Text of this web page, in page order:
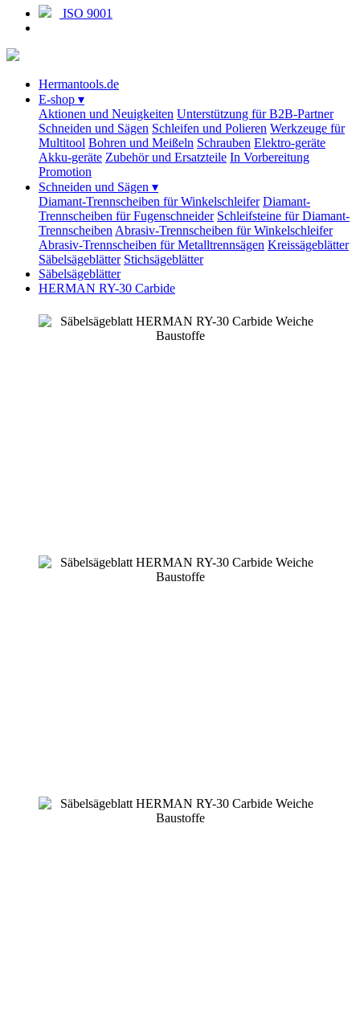
ISO 9001
Hermantools.de
E-shop ▾
Aktionen und Neuigkeiten Unterstützung für B2B-Partner
Schneiden und Sägen Schleifen und Polieren Werkzeuge für
Multitool Bohren und Meißeln Schrauben Elektro-geräte
Akku-geräte Zubehör und Ersatzteile In Vorbereitung
Promotion
Schneiden und Sägen ▾
Diamant-Trennscheiben für Winkelschleifer Diamant-
Trennscheiben für Fugenschneider Schleifsteine für Diamant-
Trennscheiben Abrasiv-Trennscheiben für Winkelschleifer
Abrasiv-Trennscheiben für Metalltrennsägen Kreissägeblätter
Säbelsägeblätter Stichsägeblätter
Säbelsägeblätter
HERMAN RY-30 Carbide